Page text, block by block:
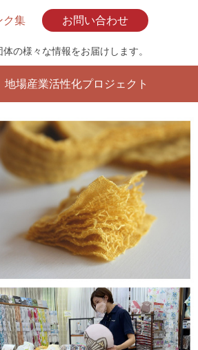
ク集 お問い合わせ
の様々な情報をお届けします。
地場産業活性化プロジェクト